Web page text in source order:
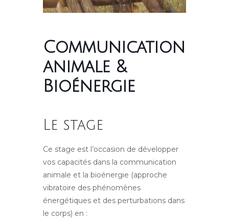
Communication
animale &
Bioénergie
Le stage
Ce stage est l’occasion de développer
vos capacités dans la communication
animale et la bioénergie (approche
vibratoire des phénomènes
énergétiques et des perturbations dans
le corps) en :